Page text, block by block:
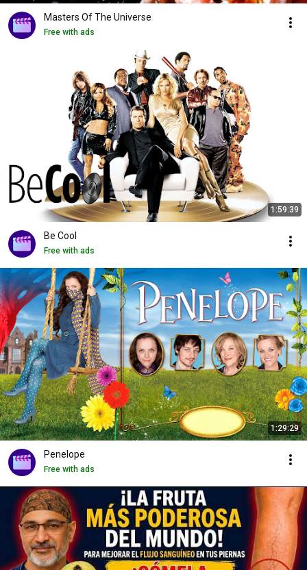
Masters Of The Universe
Free with ads
1:59:39
Be Cool
Free with ads
1:29:29
Penelope
Free with ads